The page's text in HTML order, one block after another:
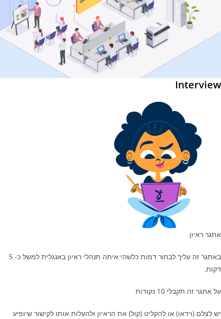
Interview
אתגר ראיון
באתגר זה עליך לבחור דמות כלשהי איתה תנהלי ראיון באנגלית למשל כ- 5
דקות.
על אתגר זה תקבלי 10 נקודות
יש לצלם (וידאו) או להקליט (קול) את הראיון ולהעלות אותו לקישור שיופיע